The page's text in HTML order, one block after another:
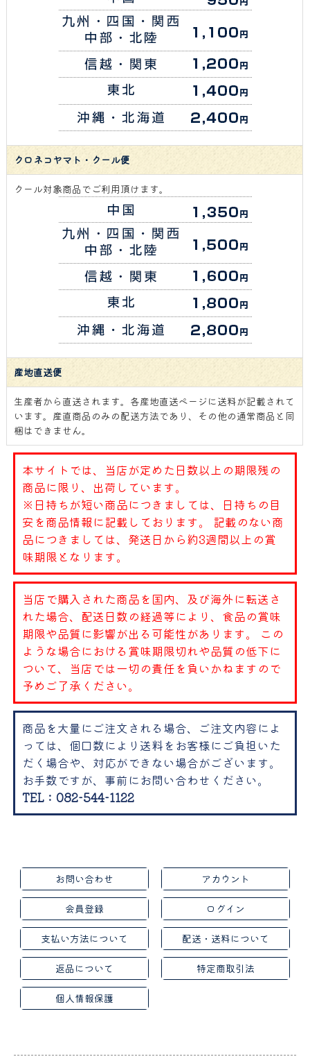
クロネコヤマト・クール便
クール対象商品でご利用頂けます。
産地直送便
生産者から直送されます。各産地直送ページに送料が記載されて
います。産直商品のみの配送方法であり、その他の通常商品と同
梱はできません。
本サイトでは、当店が定めた日数以上の期限残の
商品に限り、出荷しています。
※日持ちが短い商品につきましては、日持ちの目
安を商品情報に記載しております。 記載のない商
品につきましては、発送日から約3週間以上の賞
味期限となります。
当店で購入された商品を国内、及び海外に転送さ
れた場合、配送日数の経過等により、食品の賞味
期限や品質に影響が出る可能性があります。 この
ような場合における賞味期限切れや品質の低下に
ついて、当店では一切の責任を負いかねますので
予めご了承ください。
商品を大量にご注文される場合、ご注文内容によ
っては、個口数により送料をお客様にご負担いた
だく場合や、対応ができない場合がございます。
お手数ですが、事前にお問い合わせください。
TEL：082-544-1122
お問い合わせ アカウント
会員登録 ログイン
支払い方法について 配送・送料について
返品について 特定商取引法
個人情報保護